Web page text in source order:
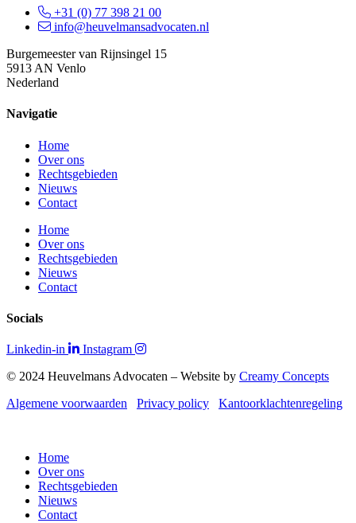
+31 (0) 77 398 21 00
info@heuvelmansadvocaten.nl
Burgemeester van Rijnsingel 15
5913 AN Venlo
Nederland
Navigatie
Home
Over ons
Rechtsgebieden
Nieuws
Contact
Home
Over ons
Rechtsgebieden
Nieuws
Contact
Socials
Linkedin-in
Instagram
© 2024 Heuvelmans Advocaten – Website by Creamy Concepts
Algemene voorwaarden
Privacy policy Kantoorklachtenregeling
Home
Over ons
Rechtsgebieden
Nieuws
Contact